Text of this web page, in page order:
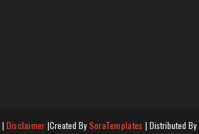
| Disclaimer |Created BySoraTemplates | Distributed By